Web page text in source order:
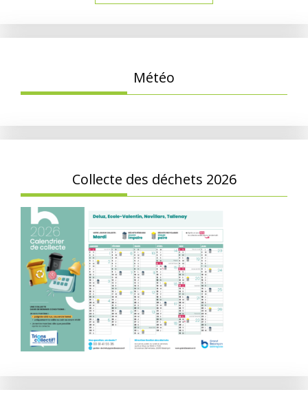
Météo
Collecte des déchets 2026